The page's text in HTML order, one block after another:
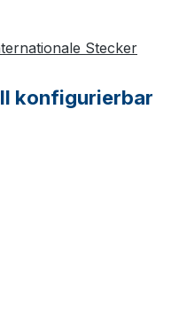
Stecker
konfigurierbar